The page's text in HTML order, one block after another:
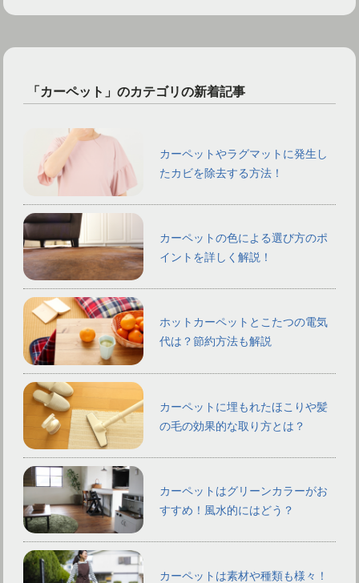
「カーペット」のカテゴリの新着記事
カーペットやラグマットに発生し
たカビを除去する方法！
カーペットの色による選び方のポ
イントを詳しく解説！
ホットカーペットとこたつの電気
代は？節約方法も解説
カーペットに埋もれたほこりや髪
の毛の効果的な取り方とは？
カーペットはグリーンカラーがお
すすめ！風水的にはどう？
カーペットは素材や種類も様々！